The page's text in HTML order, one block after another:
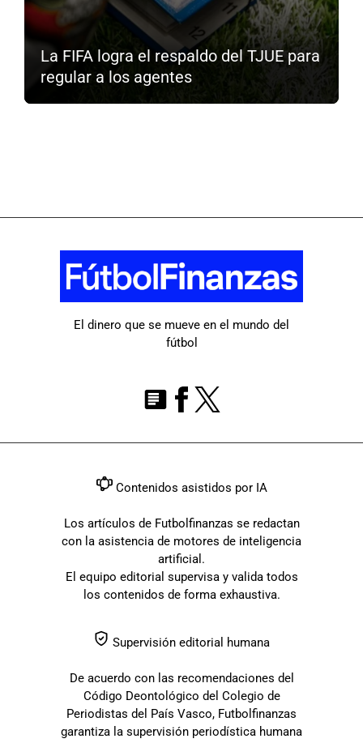
La FIFA logra el respaldo del TJUE para
regular a los agentes
El dinero que se mueve en el mundo del
fútbol
Contenidos asistidos por IA
Los artículos de Futbolfinanzas se redactan
con la asistencia de motores de inteligencia
artificial.
El equipo editorial supervisa y valida todos
los contenidos de forma exhaustiva.
Supervisión editorial humana
De acuerdo con las recomendaciones del
Código Deontológico del Colegio de
Periodistas del País Vasco, Futbolfinanzas
garantiza la supervisión periodística humana